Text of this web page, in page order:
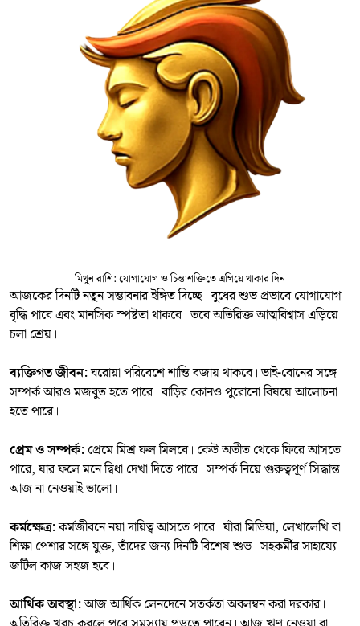
মিথুন রাশি: যোগাযোগ ও চিন্তাশক্তিতে এগিয়ে থাকার দিন
আজকের দিনটি নতুন সম্ভাবনার ইঙ্গিত দিচ্ছে। বুধের শুভ প্রভাবে যোগাযোগ
বৃদ্ধি পাবে এবং মানসিক স্পষ্টতা থাকবে। তবে অতিরিক্ত আত্মবিশ্বাস এড়িয়ে
চলা শ্রেয়।
ব্যক্তিগত জীবন:ঘরোয়া পরিবেশে শান্তি বজায় থাকবে। ভাই-বোনের সঙ্গে
সম্পর্ক আরও মজবুত হতে পারে। বাড়ির কোনও পুরোনো বিষয়ে আলোচনা
হতে পারে।
প্রেম ও সম্পর্ক: প্রেমে মিশ্র ফল মিলবে। কেউ অতীত থেকে ফিরে আসতে
পারে, যার ফলে মনে দ্বিধা দেখা দিতে পারে। সম্পর্ক নিয়ে গুরুত্বপূর্ণ সিদ্ধান্ত
আজ না নেওয়াই ভালো।
কর্মক্ষেত্র:কর্মজীবনে নয়া দায়িত্ব আসতে পারে। যাঁরা মিডিয়া, লেখালেখি বা
শিক্ষা পেশার সঙ্গে যুক্ত, তাঁদের জন্য দিনটি বিশেষ শুভ। সহকর্মীর সাহায্যে
জটিল কাজ সহজ হবে।
আর্থিক অবস্থা:আজ আর্থিক লেনদেনে সতর্কতা অবলম্বন করা দরকার।